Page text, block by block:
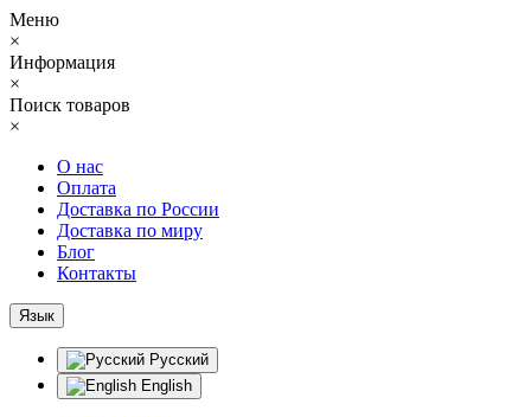
Меню
×
Информация
×
Поиск товаров
×
О нас
Оплата
Доставка по России
Доставка по миру
Блог
Контакты
Язык
Русский
English